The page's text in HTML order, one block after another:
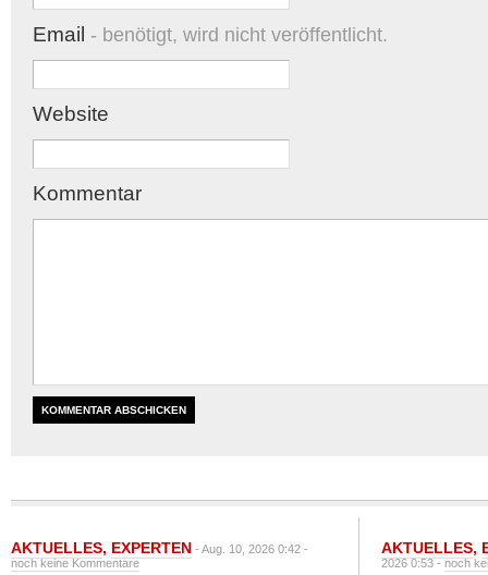
Email - benötigt, wird nicht veröffentlicht.
Website
Kommentar
AKTUELLES, EXPERTEN - Aug. 10, 2026 0:42 -
noch keine Kommentare
AKTUELLES,
2026 0:53 -noch